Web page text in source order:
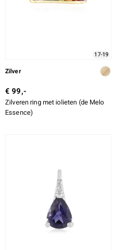
17-19
Zilver
€ 99,-
Zilveren ring met iolieten (de Melo
Essence)